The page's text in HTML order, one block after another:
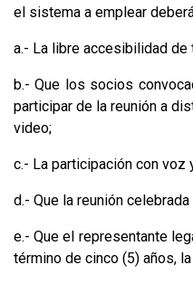
el sistema a emplear
a.- La libre accesibilidad
b.- Que los socios
participar de la reunión a
video;
c.- La participación con
d.- Que la reunión
e.- Que el representante
término de cinco (5) años,